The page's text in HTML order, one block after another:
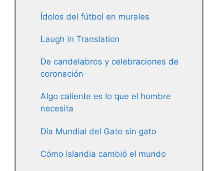
Ídolos del fútbol en murales
Laugh in Translation
De candelabros y celebraciones de
coronación
Algo caliente es lo que el hombre
necesita
Día Mundial del Gato sin gato
Cómo Islandia cambió el mundo